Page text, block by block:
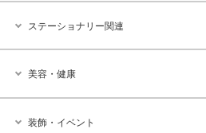
ステーショナリー関連
美容・健康
装飾・イベント